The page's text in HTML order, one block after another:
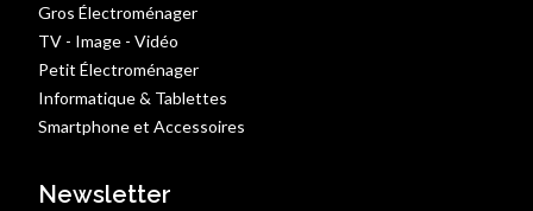
Gros Électroménager
TV - Image - Vidéo
Petit Électroménager
Informatique & Tablettes
Smartphone et Accessoires
Newsletter